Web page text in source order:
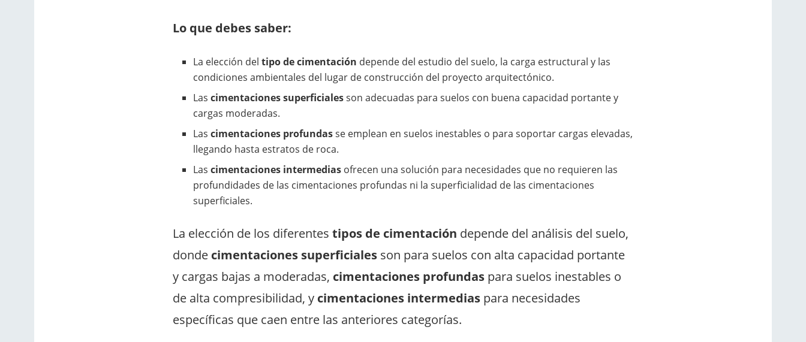
Lo que debes saber:
La elección deltipo de cimentación depende del estudio del suelo, la carga estructural y las
condiciones ambientales del lugar de construcción del proyecto arquitectónico.
Lascimentaciones superficialesson adecuadas para suelos con buena capacidad portante y
cargas moderadas.
Lascimentaciones profundasse emplean en suelos inestables o para soportar cargas elevadas,
llegando hasta estratos de roca.
Lascimentaciones intermedias ofrecen una solución para necesidades que no requieren las
profundidades de las cimentaciones profundas ni la superficialidad de las cimentaciones
superficiales.
La elección de los diferentes tipos de cimentación depende del análisis del suelo,
donde cimentaciones superficiales son para suelos con alta capacidad portante
y cargas bajas a moderadas, cimentaciones profundas para suelos inestables o
de alta compresibilidad, y cimentaciones intermedias para necesidades
específicas que caen entre las anteriores categorías.